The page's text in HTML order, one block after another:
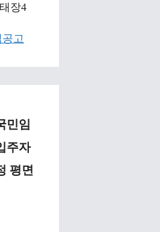
장4
공고
민임
주자
평면